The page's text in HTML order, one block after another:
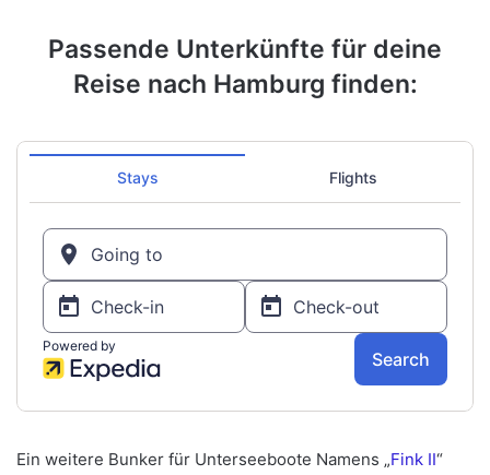
Passende Unterkünfte für deine
Reise nach Hamburg finden:
Ein weitere Bunker für Unterseeboote Namens „Fink II“